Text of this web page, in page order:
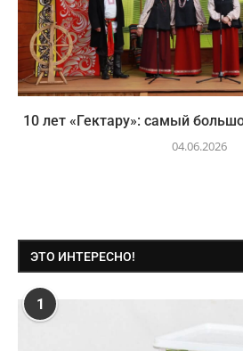
10 лет «Гектару»: самый
04.06.2026
ЭТО ИНТЕРЕСНО!
1